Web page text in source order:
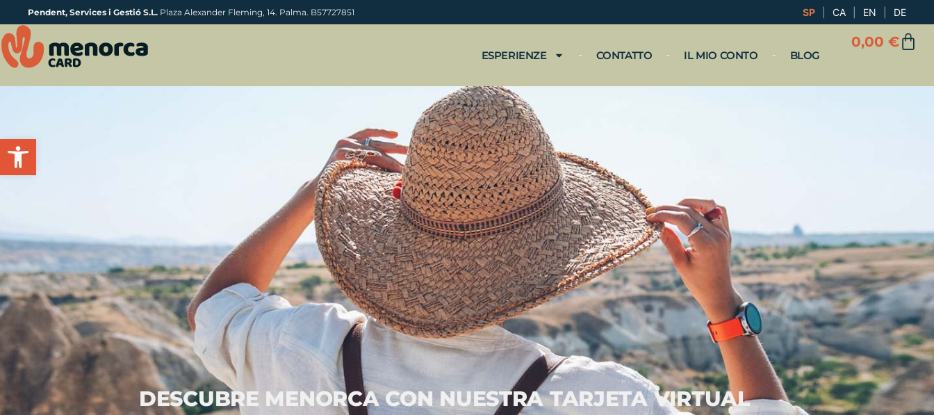
Apri la barra degli strumenti
SP CA EN DE
Pendent, Services i Gestió S.L. Plaza Alexander Fleming, 14. Palma. B57727851
0,00 €
ESPERIENZE CONTATTO IL MIO CONTO BLOG
DESCUBRE MENORCA CON NUESTRA TARJETA VIRTUAL